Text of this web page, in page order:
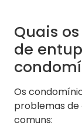
Quais
de
Os
problemas de
comuns: